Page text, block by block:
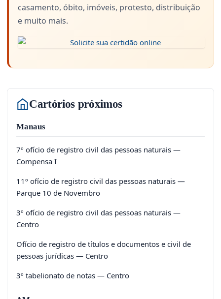
casamento, óbito, imóveis, protesto, distribuição
e muito mais.
Cartórios próximos
Manaus
7º ofício de registro civil das pessoas naturais —
Compensa I
11º ofício de registro civil das pessoas naturais —
Parque 10 de Novembro
3º ofício de registro civil das pessoas naturais —
Centro
Ofício de registro de títulos e documentos e civil de
pessoas jurídicas — Centro
3º tabelionato de notas — Centro